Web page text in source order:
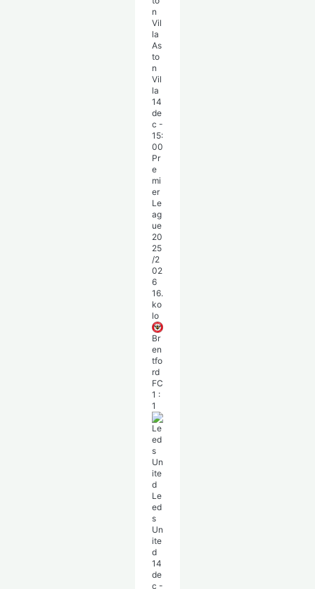
As
to
n
Vil
la
14
de
c -
15:
00
Pr
e
mi
er
Le
ag
ue
20
25
/2
02
6
16.
ko
lo
Br
en
tfo
rd
FC
1 :
1
Le
ed
s
Un
ite
d
14
de
c -